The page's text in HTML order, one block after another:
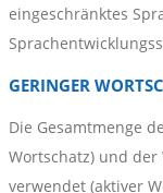
eingeschränktes
GERINGER
Die Gesamtmenge
Wortschatz) und
verwendet (aktiver